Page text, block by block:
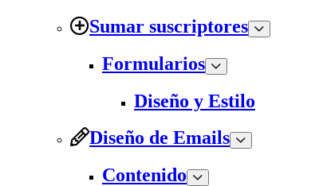
Sumar suscriptores
Formularios
Diseño y Estilo
Diseño de Emails
Contenido